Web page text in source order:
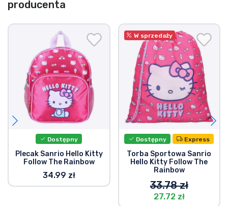
producenta
Dostępny
Plecak Sanrio Hello Kitty
Follow The Rainbow
34.99 zł
W sprzedaży
Dostępny Express
Torba Sportowa Sanrio
Hello Kitty Follow The
Rainbow
33.78 zł
27.72 zł